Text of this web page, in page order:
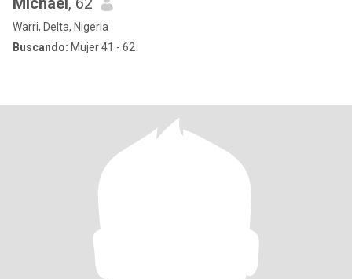
Warri, Delta, Nigeria
Buscando: Mujer 41 - 62